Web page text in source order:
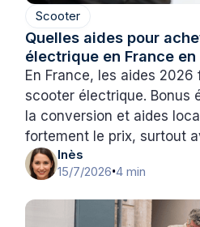
Scooter
Quelles aides pour
électrique en France en
En France, les aides 2026
scooter électrique. Bonus
la conversion et aides
fortement le prix, surtout
Inès
15/7/2026•4 min